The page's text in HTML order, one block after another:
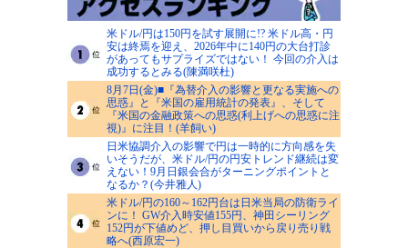
米ドル/円は150円を試す展開に!? 米ドル高・円
安は終焉を迎え、2026年中に140円の大台打診
があってもサプライズではない！ 今回の介入は
成功するとみる(陳満咲杜)
8月7日(金)■『為替介入の影響と更なる実施への
思惑』と『米国の雇用統計の発表』、そして
『米国の金融政策への思惑(利上げへの思惑に注
視)』に注目！(羊飼い)
日米協調介入の影響で円は一時的に方向感を失
いそうだが、米ドル/円の円安トレンド継続は変
えない！9月日銀会合がターニングポイントと
なるか？(今井雅人)
米ドル/円の160～162円台は日米当局の防衛ライ
ンに！ GW介入時安値155円、神田シーリング
152円が下値めど、押し目買いから戻り売り戦
略へ(西原宏一)